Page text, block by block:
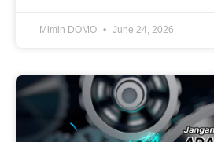
Mimin DOMO June 24, 2026